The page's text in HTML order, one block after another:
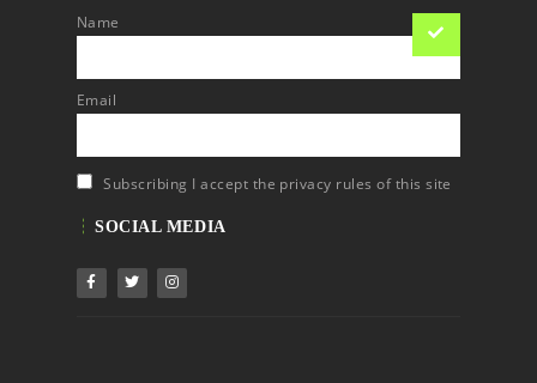
Name
Email
Subscribing I accept the privacy rules of this site
SOCIAL MEDIA